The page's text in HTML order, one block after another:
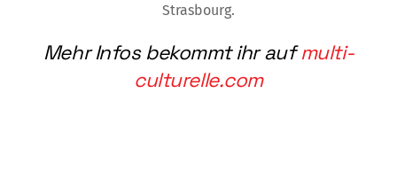
Strasbourg.
Mehr Infos bekommt ihr aufmulti-
culturelle.com